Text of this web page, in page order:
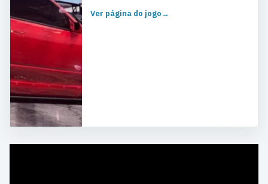
Ver página do jogo→